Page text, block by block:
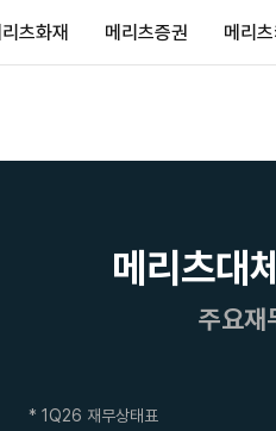
츠화재 메리츠증권 메리
메리츠대
주요재
* 1Q26 재무상태표